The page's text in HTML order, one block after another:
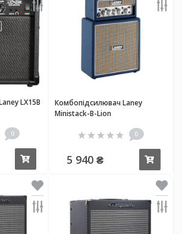
LX15B
0
Комбопідсилювач Laney
Ministack-B-Lion
0
5 940 ₴